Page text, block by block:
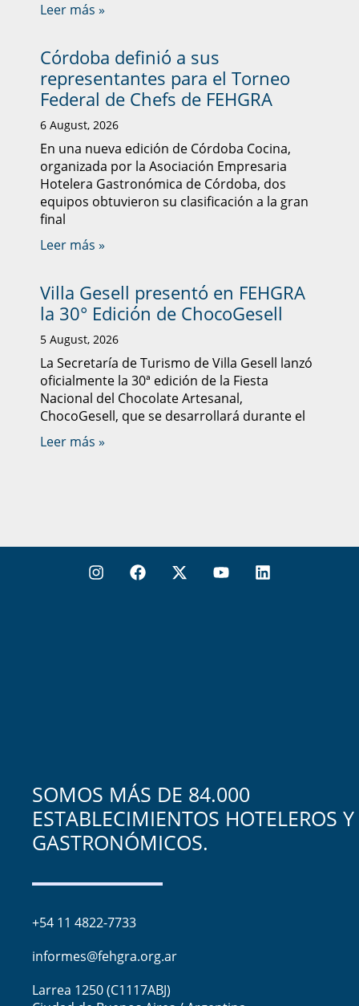
Leer más »
Córdoba definió a sus
representantes para el Torneo
Federal de Chefs de FEHGRA
6 August, 2026
En una nueva edición de Córdoba Cocina,
organizada por la Asociación Empresaria
Hotelera Gastronómica de Córdoba, dos
equipos obtuvieron su clasificación a la gran
final
Leer más »
Villa Gesell presentó en FEHGRA
la 30° Edición de ChocoGesell
5 August, 2026
La Secretaría de Turismo de Villa Gesell lanzó
oficialmente la 30ª edición de la Fiesta
Nacional del Chocolate Artesanal,
ChocoGesell, que se desarrollará durante el
Leer más »
SOMOS MÁS DE 84.000
ESTABLECIMIENTOS HOTELEROS Y
GASTRONÓMICOS.
+54 11 4822-7733
informes@fehgra.org.ar
Larrea 1250 (C1117ABJ)